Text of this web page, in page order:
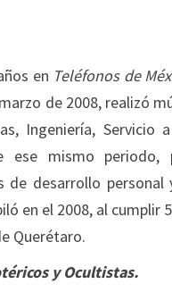
en Teléfonos de
de 2008, realizó
Ingeniería, Servicio
ese mismo
de desarrollo
en el 2008, al
Querétaro.
y Ocultistas.